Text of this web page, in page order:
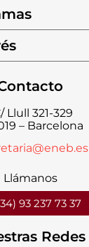
Llull 321-329
– Barcelona
Llámanos
93 237 73 37
Redes